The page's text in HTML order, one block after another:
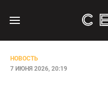
НОВОСТЬ
7 ИЮНЯ 2026, 20:19